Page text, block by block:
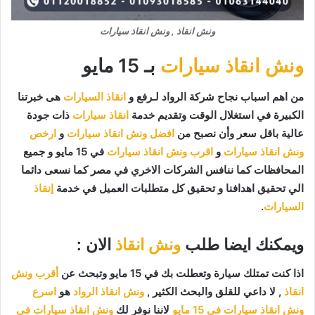
ونش انقاذ , ونش انقاذ سيارات
ونش انقاذ سيارات بـ 15 مايو
من اهم اسباب نجاح شركة الرواد لـرفع و انقاذ السيارات هى خبرتنا
الكبيرة في استغلال الوقت وتقديم خدمة انقاذ سيارات ذات جودة
عالية باقل سعر وأن نصبح من افضل ونش انقاذ سيارات و ارخص
ونش انقاذ سيارات و اقرب ونش انقاذ سيارات
في 15 مايو و جميع
المحافظات كما ننافس الشركات الاخري في مصر كما نسعى دائما
الي تحقيق اهدافنا و تحقيق كل متطلبات العميل في خدمة إنقاذ
السيارات.
ويمكنك ايضا طلب ونش انقاذ الان :
اذا كنت تمتلك سيارة وتعطلت بك في 15 مايو وتبحث عن
أقرب ونش
انقاذ , لا داعي للقلق والبحث الكثير , ونش انقاذ الرواد هو اسرع
ونش انقاذ سيارات في 15 مايو
لاننا نوفر لك ونش انقاذ سيارات في